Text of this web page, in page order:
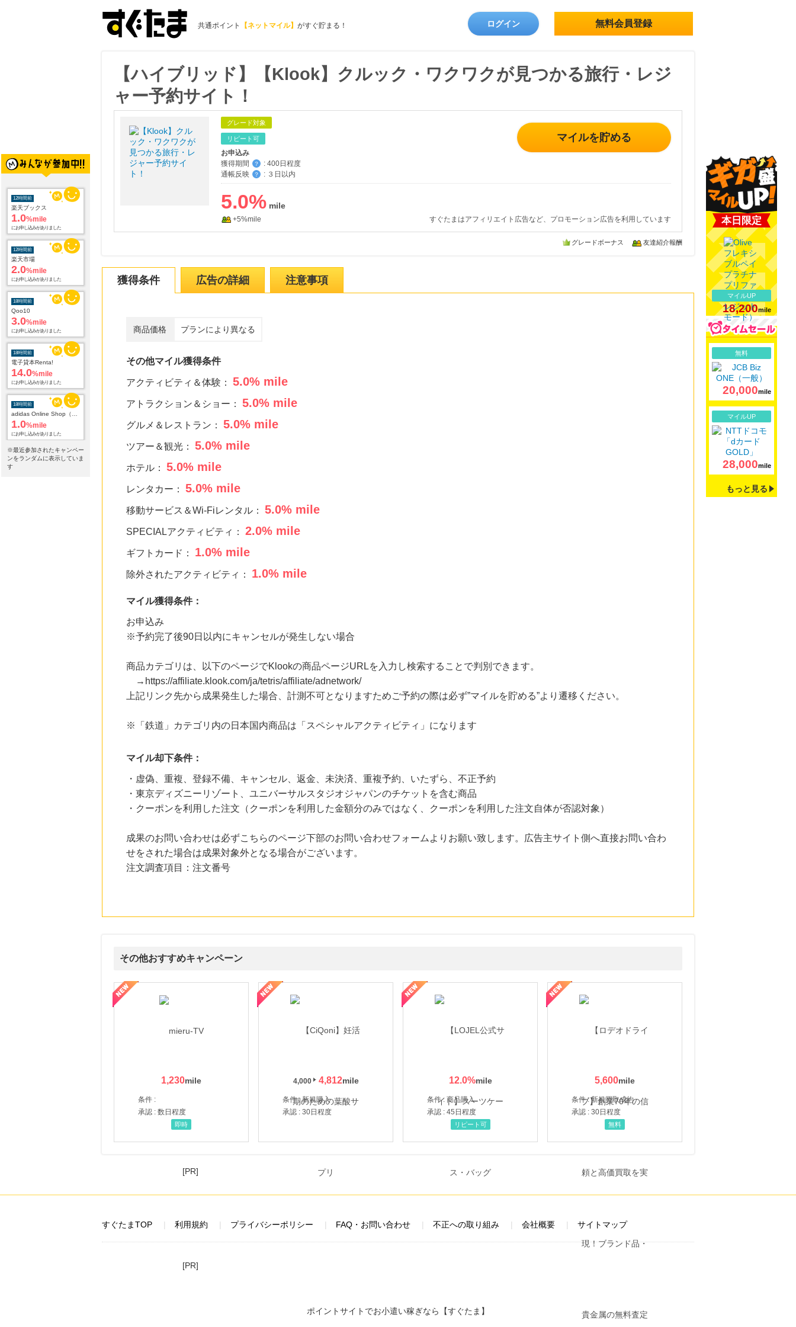
共通ポイント 【ネットマイル】 がすぐ貯まる！ ログイン 無料会員登録
12時間前
楽天ブックス
1.0%mile
にお申し込みがありました
12時間前
楽天市場
2.0%mile
にお申し込みがありました
18時間前
Qoo10
3.0%mile
にお申し込みがありました
18時間前
電子貸本Renta!
14.0%mile
にお申し込みがありました
18時間前
1.0%mile
にお申し込みがありました
18時間前
Yahoo!ショッピング
※最近参加されたキャンペー
ンをランダムに表示していま
す
【ハイブリッド】【Klook】クルック・ワクワクが見つかる旅行・レジ
ャー予約サイト！
グレード対象
リピート可
お申込み
獲得期間
？ : 400日程度
通帳反映
？ : ３日以内
マイルを貯める
5.0%
+5%mile すぐたまはアフィリエイト広告など、プロモーション広告を利用しています
グレードボーナス 友達紹介報酬
獲得条件 広告の詳細 注意事項
商品価格 プランにより異なる
その他マイル獲得条件
アクティビティ＆体験： 5.0% mile
アトラクション＆ショー： 5.0% mile
グルメ＆レストラン： 5.0% mile
ツアー＆観光： 5.0% mile
ホテル： 5.0% mile
レンタカー： 5.0% mile
移動サービス＆Wi-Fiレンタル： 5.0% mile
SPECIALアクティビティ： 2.0% mile
ギフトカード： 1.0% mile
除外されたアクティビティ： 1.0% mile
マイル獲得条件：
お申込み
※予約完了後90日以内にキャンセルが発生しない場合
商品カテゴリは、以下のページでKlookの商品ページURLを入力し検索することで判別できます。
→https://affiliate.klook.com/ja/tetris/affiliate/adnetwork/
上記リンク先から成果発生した場合、計測不可となりますためご予約の際は必ず”マイルを貯める”より遷移ください。
※「鉄道」カテゴリ内の日本国内商品は「スペシャルアクティビティ」になります
マイル却下条件：
・虚偽、重複、登録不備、キャンセル、返金、未決済、重複予約、いたずら、不正予約
・東京ディズニーリゾート、ユニバーサルスタジオジャパンのチケットを含む商品
・クーポンを利用した注文（クーポンを利用した金額分のみではなく、クーポンを利用した注文自体が否認対象）
成果のお問い合わせは必ずこちらのページ下部のお問い合わせフォームよりお願い致します。広告主サイト側へ直接お問い合わ
せをされた場合は成果対象外となる場合がございます。
注文調査項目：注文番号
その他おすすめキャンペーン
1,230
条件 :
承認 : 数日程度
即時
4,000 4,812
条件 : 新規購入
承認 : 30日程度
12.0%
条件 : 商品購入
承認 : 45日程度
【LOJEL公式サイト】スーツケース・バッグ
リピート可
5,600
条件 : 新規買取成約
承認 : 30日程度
【ロデオドライブ】創業70年の信頼と高価買取を実現！ブランド品・貴金属の無料査定
無料
本日限定
マイルUP
18,200mile
無料
20,000mile
マイルUP
28,000mile
もっと見る
[PR]
すぐたまTOP 利用規約 プライバシーポリシー FAQ・お問い合わせ 不正への取り組み 会社概要 サイトマップ
[PR]
ポイントサイトでお小遣い稼ぎなら【すぐたま】